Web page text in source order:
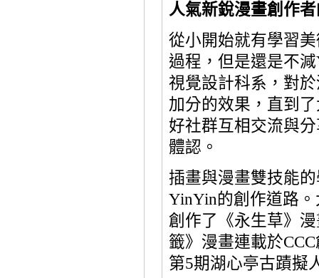
人氣新銳漫畫創作
從小開始就有學習
過程，但是還是不減
視覺設計科系，對
加分的效果，直到
好社群互相交流與
體認。
插畫與漫畫雙技能
YinYin的創作道路
創作了《永生草》
籤》漫畫連載於CCC
第5期湖心亭古蹟擬